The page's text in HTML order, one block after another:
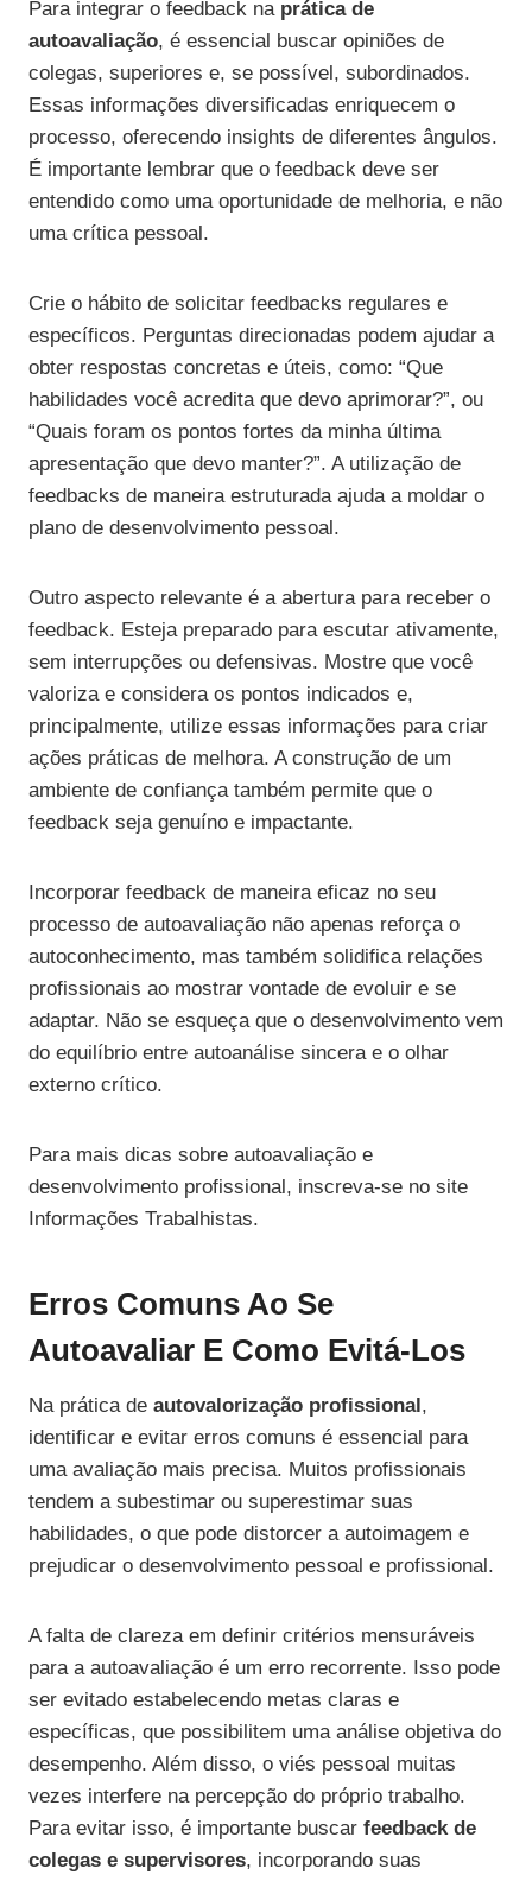
Para integrar o feedback na prática de
autoavaliação, é essencial buscar opiniões de
colegas, superiores e, se possível, subordinados.
Essas informações diversificadas enriquecem o
processo, oferecendo insights de diferentes ângulos.
É importante lembrar que o feedback deve ser
entendido como uma oportunidade de melhoria, e não
uma crítica pessoal.
Crie o hábito de solicitar feedbacks regulares e
específicos. Perguntas direcionadas podem ajudar a
obter respostas concretas e úteis, como: “Que
habilidades você acredita que devo aprimorar?”, ou
“Quais foram os pontos fortes da minha última
apresentação que devo manter?”. A utilização de
feedbacks de maneira estruturada ajuda a moldar o
plano de desenvolvimento pessoal.
Outro aspecto relevante é a abertura para receber o
feedback. Esteja preparado para escutar ativamente,
sem interrupções ou defensivas. Mostre que você
valoriza e considera os pontos indicados e,
principalmente, utilize essas informações para criar
ações práticas de melhora. A construção de um
ambiente de confiança também permite que o
feedback seja genuíno e impactante.
Incorporar feedback de maneira eficaz no seu
processo de autoavaliação não apenas reforça o
autoconhecimento, mas também solidifica relações
profissionais ao mostrar vontade de evoluir e se
adaptar. Não se esqueça que o desenvolvimento vem
do equilíbrio entre autoanálise sincera e o olhar
externo crítico.
Para mais dicas sobre autoavaliação e
desenvolvimento profissional, inscreva-se no site
Informações Trabalhistas.
Erros Comuns Ao Se
Autoavaliar E Como Evitá-Los
Na prática de autovalorização profissional ,
identificar e evitar erros comuns é essencial para
uma avaliação mais precisa. Muitos profissionais
tendem a subestimar ou superestimar suas
habilidades, o que pode distorcer a autoimagem e
prejudicar o desenvolvimento pessoal e profissional.
A falta de clareza em definir critérios mensuráveis
para a autoavaliação é um erro recorrente. Isso pode
ser evitado estabelecendo metas claras e
específicas, que possibilitem uma análise objetiva do
desempenho. Além disso, o viés pessoal muitas
vezes interfere na percepção do próprio trabalho.
Para evitar isso, é importante buscar feedback de
colegas e supervisores, incorporando suas